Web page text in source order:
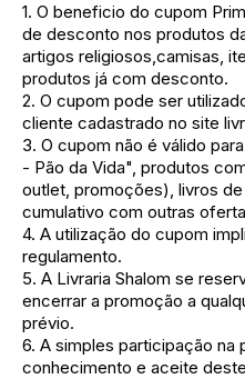
1. O beneficio do cupom
de desconto nos produtos
artigos religiosos,camisas,
produtos já com desconto.
2. O cupom pode ser
cliente cadastrado no site
3. O cupom não é válido
- Pão da Vida", produtos
outlet, promoções), livros
cumulativo com outras
4. A utilização do cupom
regulamento.
5. A Livraria Shalom se
encerrar a promoção a
prévio.
6. A simples participação na
conhecimento e aceite